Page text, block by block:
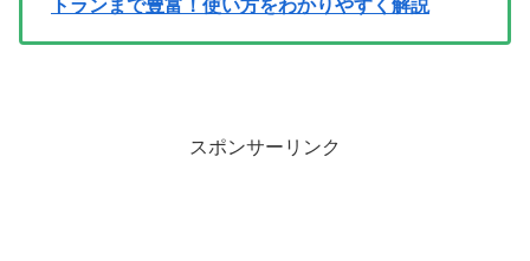
トランまで豊富！使い方をわかりやすく解説
スポンサーリンク